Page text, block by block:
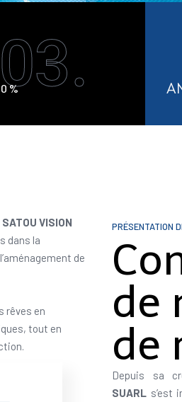
%
SATOU VISION
dans la
de
rêves en
tout en
PRÉSENTATION
de
de
Depuis sa
SUARL s’est